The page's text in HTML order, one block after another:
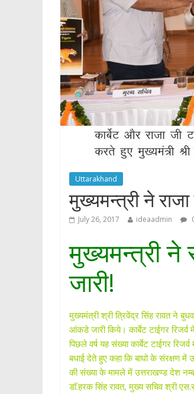
Uttarakhand
मुख्यमन्त्री ने
July 26, 2017 ideaadmin
मुख्यमन्त्री ने
जारी!
मुख्यमंत्री श्री त्रिवेंद्र सिंह रावत ने
आंकडे जारी किये। कार्बेट टाईगर रिजर्व
पिछले वर्ष यह संख्या कार्बेट टाईगर
बधाई देते हुए कहा कि बाघो के संरक्षण में
की संख्या के मामले में उत्तराखण्ड देश
डाॅ.हरक सिंह रावत, मुख्य सचिव श्री